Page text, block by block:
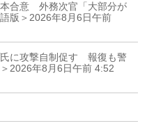
合意 外務次官「大部分が
版＞2026年8月6日午前
に攻撃自制促す 報復も警
2026年8月6日午前 4:52